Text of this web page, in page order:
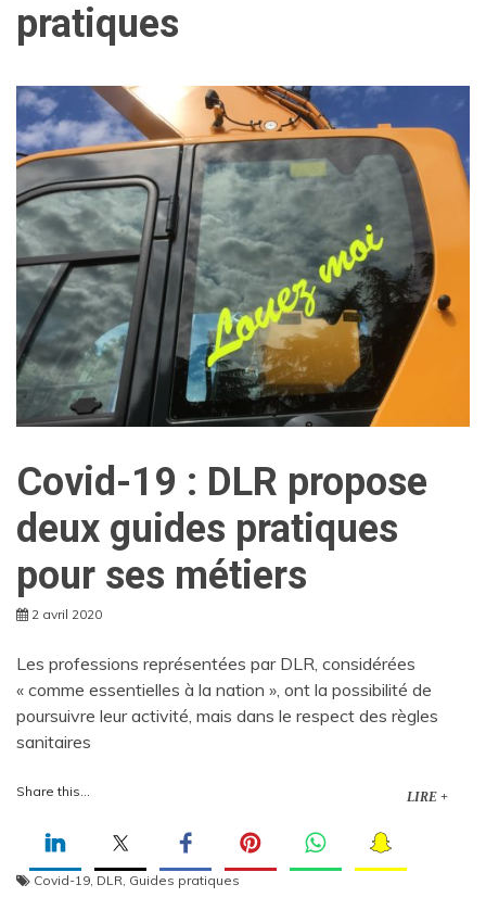
pratiques
Covid-19 : DLR propose
deux guides pratiques
pour ses métiers
2 avril 2020
Les professions représentées par DLR, considérées
« comme essentielles à la nation », ont la possibilité de
poursuivre leur activité, mais dans le respect des règles
sanitaires
Share this... LIRE +
Covid-19 DLR Guides pratiques